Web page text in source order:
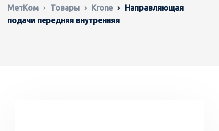
МетКом Товары Krone
Направляющая
подачи передняя внутренняя